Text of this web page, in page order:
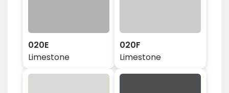
020E
Limestone
020F
Limestone